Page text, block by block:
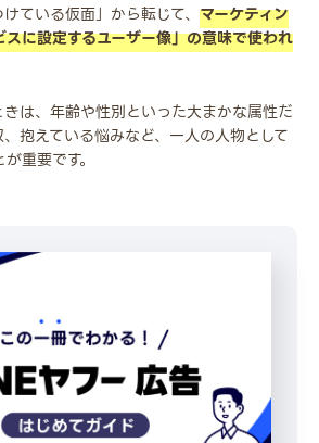
ている仮面」から転じて、 マーケティン
に設定するユーザー像」の意味で使われ
は、年齢や性別といった大まかな属性だ
抱えている悩みなど、一人の人物として
重要です。